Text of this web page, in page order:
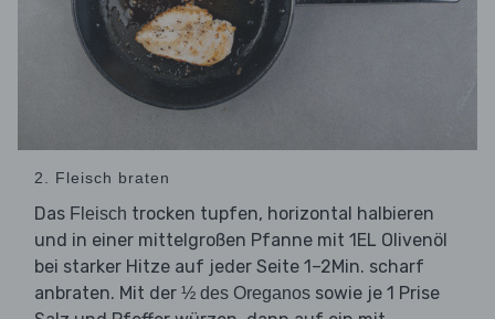
2. Fleisch braten
Das Fleisch trocken tupfen, horizontal halbieren
und in einer mittelgroßen Pfanne mit 1EL Olivenöl
bei starker Hitze auf jeder Seite 1–2Min. scharf
anbraten. Mit der ½ des Oreganos sowie je 1 Prise